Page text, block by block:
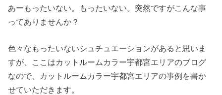
あーもったいない。もったいない。突然ですがこんな事
ってありませんか？
色々なもったいないシュチュエーションがあると思いま
すが、ここはカットルームカラー宇都宮エリアのブログ
なので、カットルームカラー宇都宮エリアの事例を書か
せていただきます。